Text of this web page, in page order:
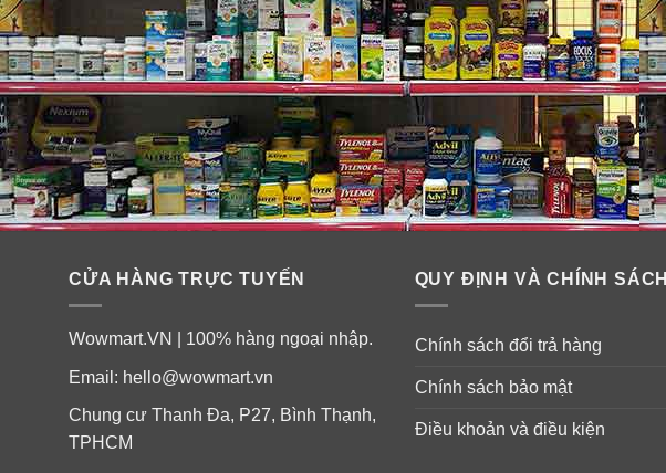
CỬA HÀNG TRỰC TUYẾN
Wowmart.VN | 100% hàng ngoại nhập.
Email: hello@wowmart.vn
Chung cư Thanh Đa, P27, Bình Thạnh,
TPHCM
QUY ĐỊNH VÀ CHÍNH SÁCH
Chính sách đổi trả hàng
Chính sách bảo mật
Điều khoản và điều kiện